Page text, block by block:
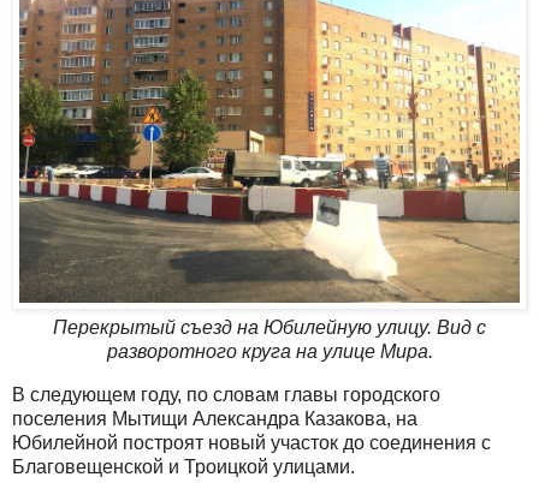
Перекрытый съезд на Юбилейную улицу. Вид с
разворотного круга на улице Мира.
В следующем году, по словам главы городского
поселения Мытищи Александра Казакова, на
Юбилейной построят новый участок до соединения с
Благовещенской и Троицкой улицами.